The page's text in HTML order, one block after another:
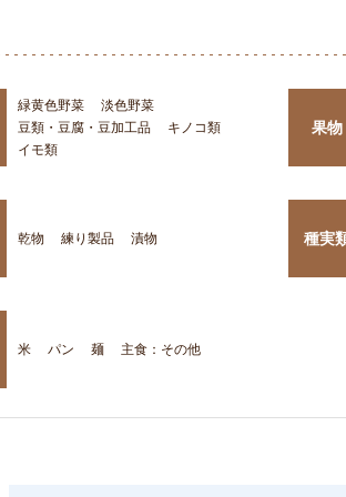
緑黄色野菜
淡色野菜
豆類・豆腐・豆加工品
キノコ類
イモ類
果物
乾物 練り製品 漬物 種実
米 パン 麺 主食：その他